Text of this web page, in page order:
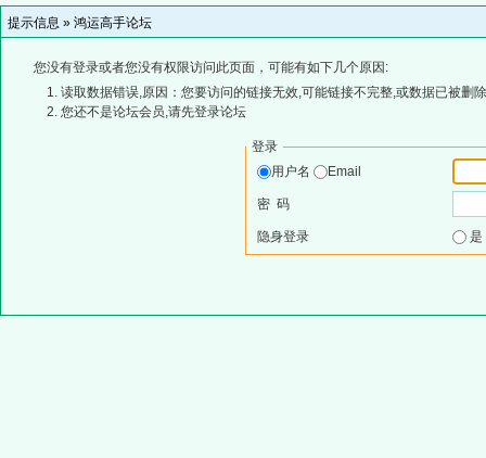
提示信息 » 鸿运高手论坛
您没有登录或者您没有权限访问此页面，可能有如下几个原因:
读取数据错误,原因：您要访问的链接无效,可能链接不完整,或数据已被删
您还不是论坛会员,请先登录论坛
登录
用户名
Email
密 码
隐身登录